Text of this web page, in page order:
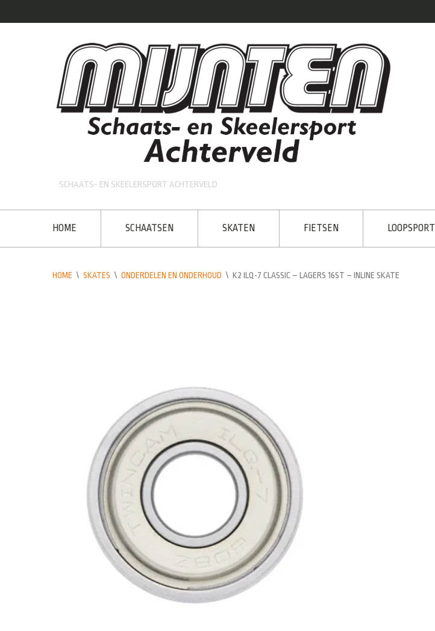
SCHAATS- EN SKEELERSPORT ACHTERVELD
HOME SCHAATSEN SKATEN FIETSEN LOOPSPORT
HOME \ SKATES \ ONDERDELEN EN ONDERHOUD \ K2 ILQ-7 CLASSIC – LAGERS 16ST – INLINE SKATE